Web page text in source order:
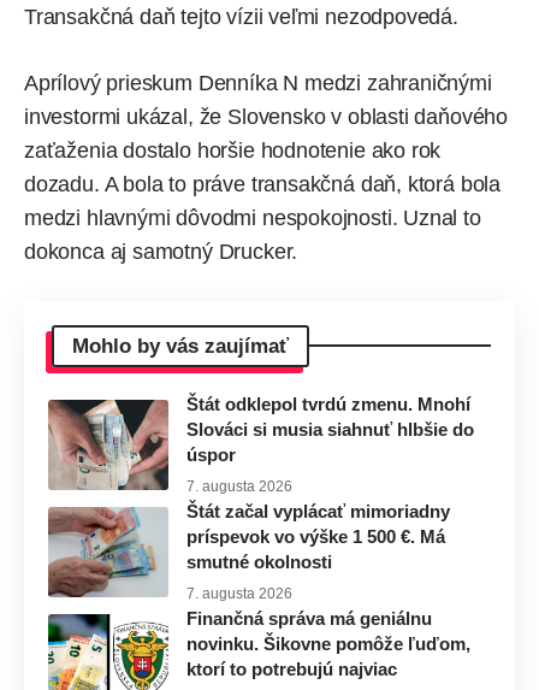
Transakčná daň tejto vízii veľmi nezodpovedá.
Aprílový prieskum Denníka N medzi zahraničnými
investormi ukázal, že Slovensko v oblasti daňového
zaťaženia dostalo horšie hodnotenie ako rok
dozadu. A bola to práve transakčná daň, ktorá bola
medzi hlavnými dôvodmi nespokojnosti. Uznal to
dokonca aj samotný Drucker.
Mohlo by vás zaujímať
Štát odklepol tvrdú zmenu. Mnohí
Slováci si musia siahnuť hlbšie do
úspor
7. augusta 2026
Štát začal vyplácať mimoriadny
príspevok vo výške 1 500 €. Má
smutné okolnosti
7. augusta 2026
Finančná správa má geniálnu
novinku. Šikovne pomôže ľuďom,
ktorí to potrebujú najviac